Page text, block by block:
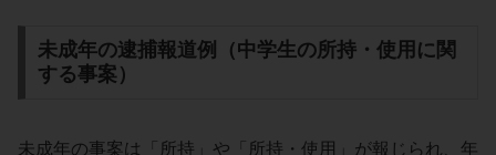
未成年の逮捕報道例（中学生の所持・使用に関
する事案）
未成年の事案は「所持」や「所持・使用」が報じられ、年